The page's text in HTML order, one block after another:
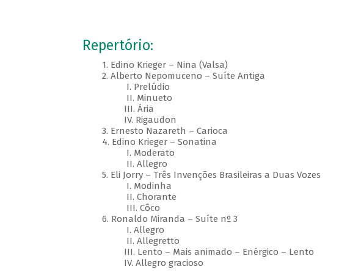
Repertório:
1. Edino Krieger – Nina (Valsa)
2. Alberto Nepomuceno – Suíte Antiga
I. Prelúdio
II. Minueto
III. Ária
IV. Rigaudon
3. Ernesto Nazareth – Carioca
4. Edino Krieger – Sonatina
I. Moderato
II. Allegro
5. Eli Jorry – Três Invenções Brasileiras a Duas Vozes
I. Modinha
II. Chorante
III. Côco
6. Ronaldo Miranda – Suíte nº 3
I. Allegro
II. Allegretto
III. Lento – Mais animado – Enérgico – Lento
IV. Allegro gracioso